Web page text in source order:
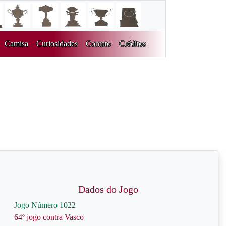
Camisa Curiosidades Contato Créditos
Dados do Jogo
Jogo Número 1022
64º jogo contra Vasco